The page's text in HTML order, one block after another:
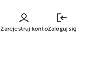
głównej
Zarejestruj kontoZaloguj się